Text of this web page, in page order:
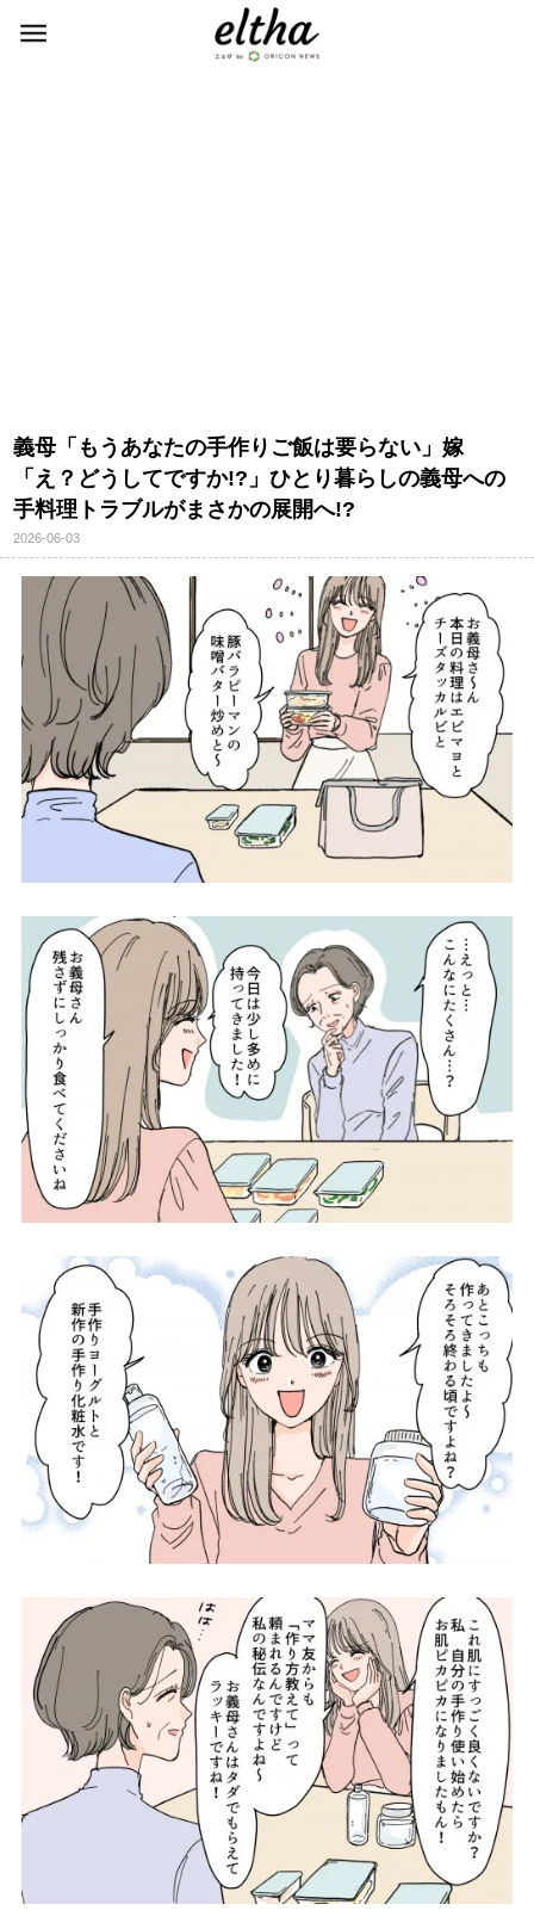
義母「もうあなたの手作りご飯は要らない」嫁
「え？どうしてですか!?」ひとり暮らしの義母への
手料理トラブルがまさかの展開へ!?
2026-06-03